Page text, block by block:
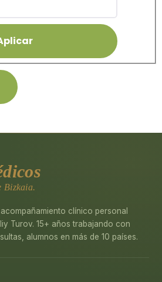
Bizkaia.
clínico personal
Turov. 15+ años trabajando con
alumnos en más de 10 países.